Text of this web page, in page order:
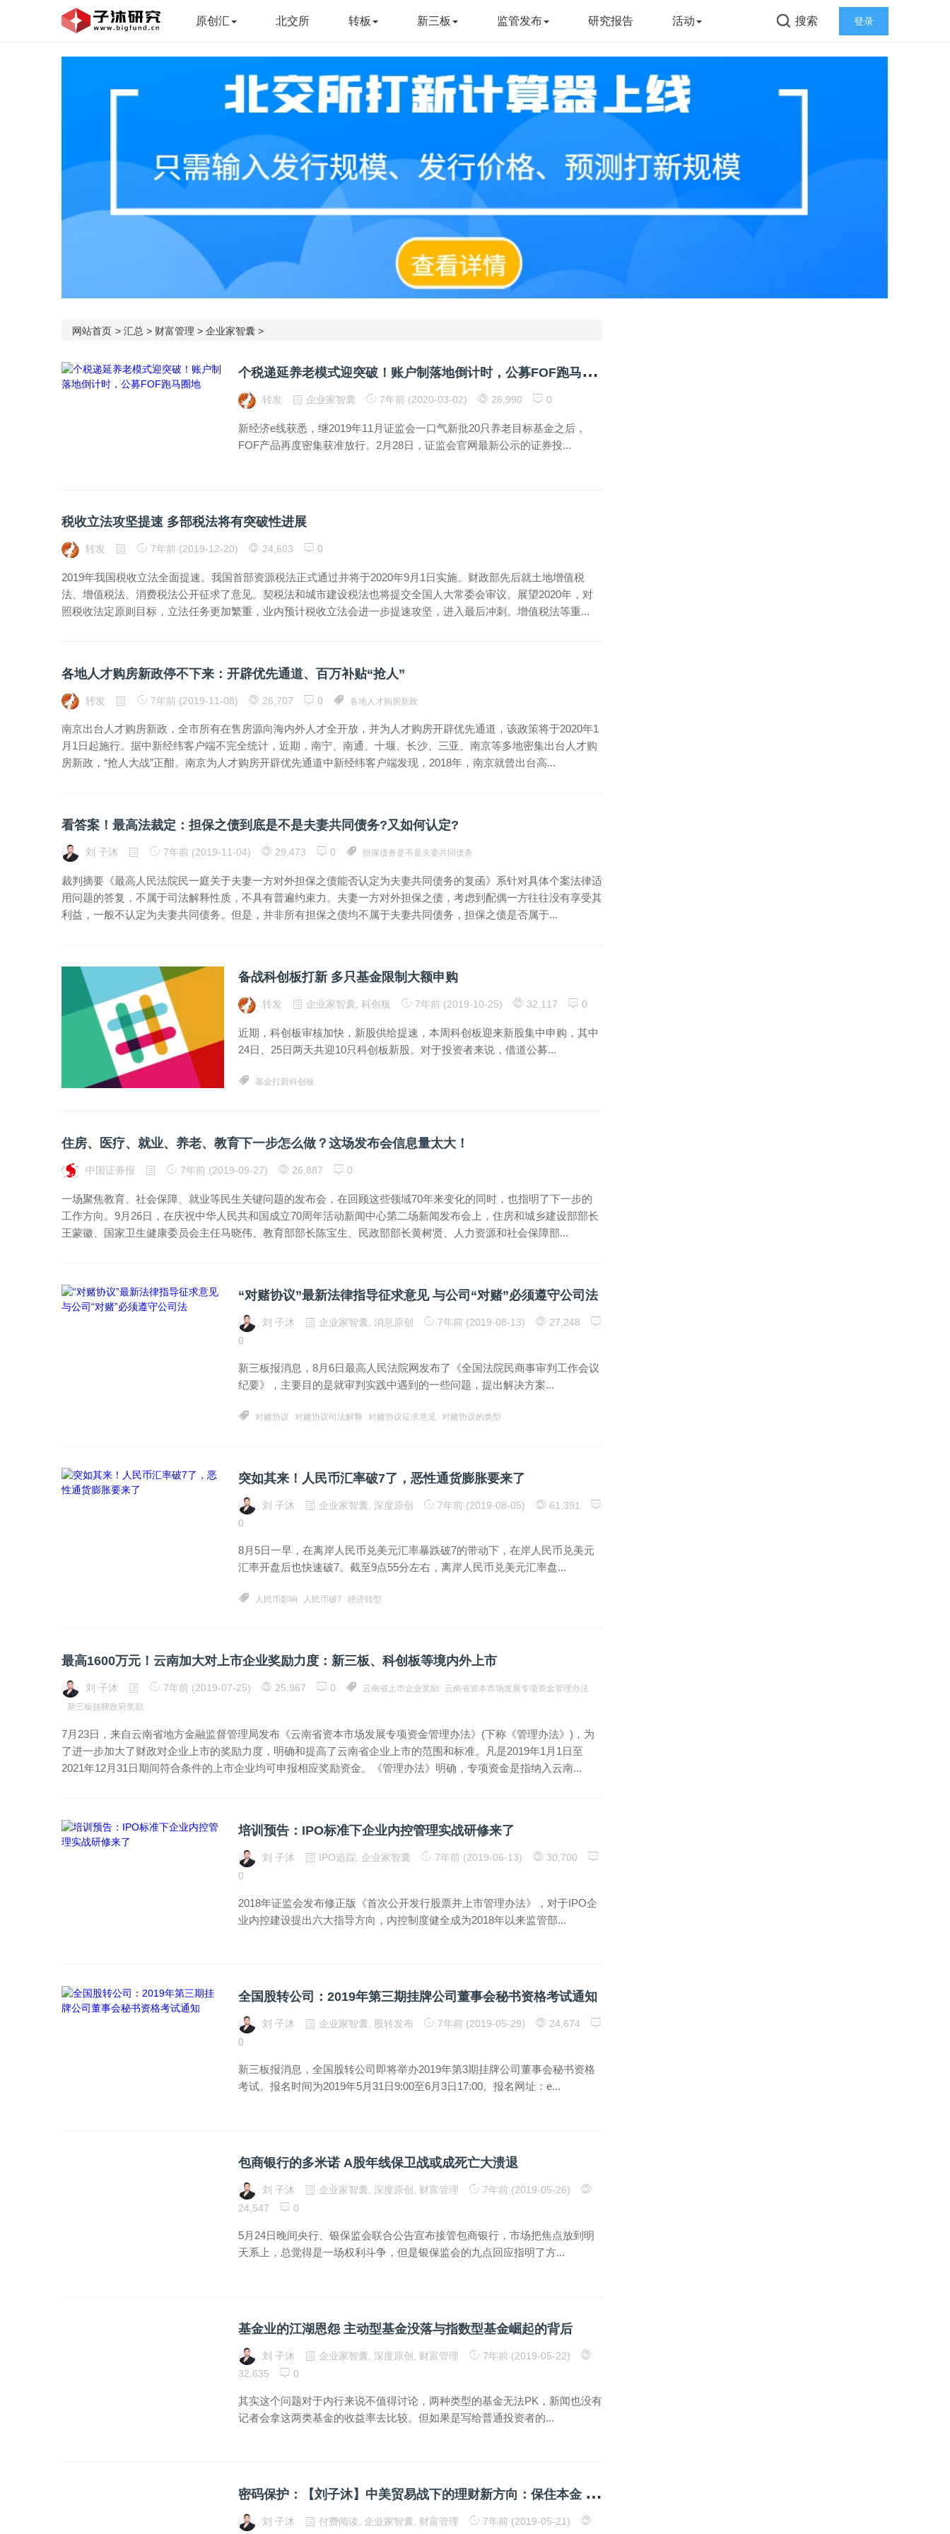
原创汇 北交所 转板 新三板 监管发布 研究报告 活动 搜索 登录
网站首页 > 汇总 > 财富管理 > 企业家智囊 >
个
税递延养老模式迎突破！账户制落地倒计时，公募FOF跑马圈地
转发 企业家智囊 7年前 (2020-03-02) 26,990 0
新经济e线获悉，继2019年11月证监会一口气新批20只养老目标基金之后，
FOF产品再度密集获准放行。2月28日，证监会官网最新公示的证券投...
税收立法攻坚提速 多部税法将有突破性进展
转发 7年前 (2019-12-20) 24,603 0
2019年我国税收立法全面提速。我国首部资源税法正式通过并将于2020年9月1日实施。财政部先后就土地增值税
法、增值税法、消费税法公开征求了意见。契税法和城市建设税法也将提交全国人大常委会审议。展望2020年，对
照税收法定原则目标，立法任务更加繁重，业内预计税收立法会进一步提速攻坚，进入最后冲刺。增值税法等重...
各地人才购房新政停不下来：开辟优先通道、百万补贴“抢人”
转发 7年前 (2019-11-08) 26,707 0 各地人才购房新政
南京出台人才购房新政，全市所有在售房源向海内外人才全开放，并为人才购房开辟优先通道，该政策将于2020年1
月1日起施行。据中新经纬客户端不完全统计，近期，南宁、南通、十堰、长沙、三亚、南京等多地密集出台人才购
房新政，“抢人大战”正酣。南京为人才购房开辟优先通道中新经纬客户端发现，2018年，南京就曾出台高...
看答案！最高法裁定：担保之债到底是不是夫妻共同债务?又如何认定?
刘 子沐 7年前 (2019-11-04) 29,473 0 担保债务是不是夫妻共同债务
裁判摘要《最高人民法院民一庭关于夫妻一方对外担保之债能否认定为夫妻共同债务的复函》系针对具体个案法律适
用问题的答复，不属于司法解释性质，不具有普遍约束力。夫妻一方对外担保之债，考虑到配偶一方往往没有享受其
利益，一般不认定为夫妻共同债务。但是，并非所有担保之债均不属于夫妻共同债务，担保之债是否属于...
备战科创板打新 多只基金限制大额申购
转发 企业家智囊 科创板 7年前 (2019-10-25) 32,117 0
近期，科创板审核加快，新股供给提速，本周科创板迎来新股集中申购，其中
24日、25日两天共迎10只科创板新股。对于投资者来说，借道公募...
基金打新科创板
住房、医疗、就业、养老、教育下一步怎么做？这场发布会信息量太大！
中国证券报 7年前 (2019-09-27) 26,887 0
一场聚焦教育、社会保障、就业等民生关键问题的发布会，在回顾这些领域70年来变化的同时，也指明了下一步的
工作方向。9月26日，在庆祝中华人民共和国成立70周年活动新闻中心第二场新闻发布会上，住房和城乡建设部部长
王蒙徽、国家卫生健康委员会主任马晓伟、教育部部长陈宝生、民政部部长黄树贤、人力资源和社会保障部...
“对赌协议”最新法律指导征求意见 与公司“对赌”必须遵守公司法
刘 子沐 企业家智囊 消息原创 7年前 (2019-08-13)
27,248
0
新三板报消息，8月6日最高人民法院网发布了《全国法院民商事审判工作会议
纪要》，主要目的是就审判实践中遇到的一些问题，提出解决方案...
对赌协议 对赌协议司法解释 对赌协议征求意见 对赌协议的类型
突如其来！人民币汇率破7了，恶性通货膨胀要来了
刘 子沐 企业家智囊 深度原创 7年前 (2019-08-05)
61,391
0
8月5日一早，在离岸人民币兑美元汇率暴跌破7的带动下，在岸人民币兑美元
汇率开盘后也快速破7。截至9点55分左右，离岸人民币兑美元汇率盘...
人民币影响 人民币破7 经济转型
最高1600万元！云南加大对上市企业奖励力度：新三板、科创板等境内外上市
刘 子沐 7年前 (2019-07-25) 25,967 0 云南省上市企业奖励
云南省资本市场发展专项资金管理办法
新三板挂牌政府奖励
7月23日，来自云南省地方金融监督管理局发布《云南省资本市场发展专项资金管理办法》(下称《管理办法》)，为
了进一步加大了财政对企业上市的奖励力度，明确和提高了云南省企业上市的范围和标准。凡是2019年1月1日至
2021年12月31日期间符合条件的上市企业均可申报相应奖励资金。《管理办法》明确，专项资金是指纳入云南...
培训预告：IPO标准下企业内控管理实战研修来了
刘 子沐 IPO追踪 企业家智囊 7年前 (2019-06-13)
30,700
0
2018年证监会发布修正版《首次公开发行股票并上市管理办法》，对于IPO企
业内控建设提出六大指导方向，内控制度健全成为2018年以来监管部...
全国股转公司：2019年第三期挂牌公司董事会秘书资格考试通知
刘 子沐 企业家智囊 股转发布 7年前 (2019-05-29)
24,674
0
新三板报消息，全国股转公司即将举办2019年第3期挂牌公司董事会秘书资格
考试。报名时间为2019年5月31日9:00至6月3日17:00。报名网址：e...
包商银行的多米诺 A股年线保卫战或成死亡大溃退
刘 子沐 企业家智囊 深度原创 财富管理
7年前 (2019-05-26)
24,547
0
5月24日晚间央行、银保监会联合公告宣布接管包商银行，市场把焦点放到明
天系上，总觉得是一场权利斗争，但是银保监会的九点回应指明了方...
基金业的江湖恩怨 主动型基金没落与指数型基金崛起的背后
刘 子沐 企业家智囊 深度原创 财富管理
7年前 (2019-05-22)
32,635
0
其实这个问题对于内行来说不值得讨论，两种类型的基金无法PK，新闻也没有
记者会拿这两类基金的收益率去比较。但如果是写给普通投资者的...
密
码保护：【刘子沐】中美贸易战下的理财新方向：保住本金 静候投机
刘 子沐 付费阅读, 企业家智囊, 财富管理 7年前 (2019-05-21)